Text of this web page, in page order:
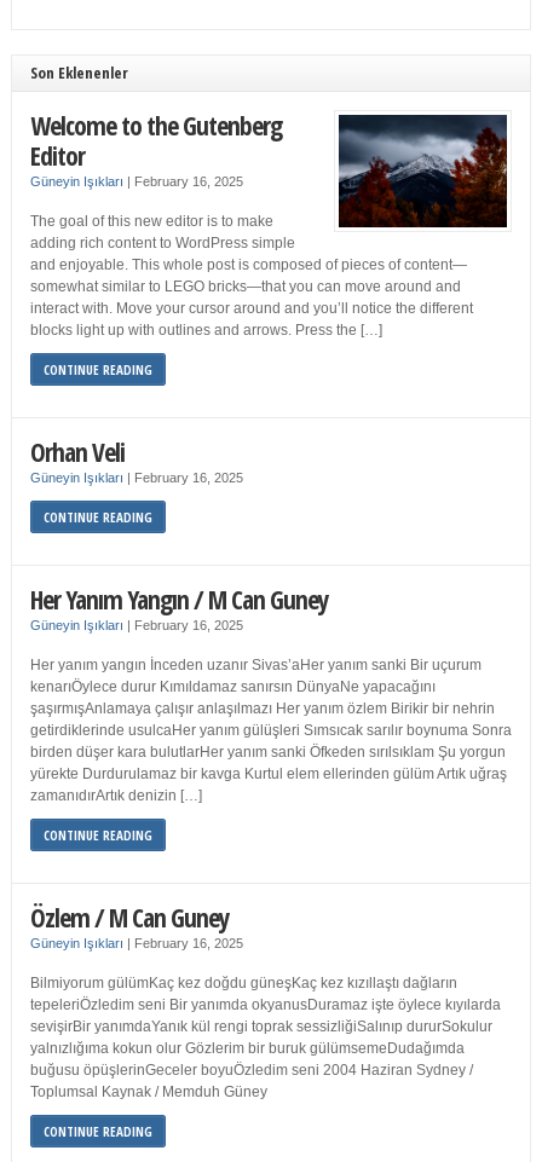
Son Eklenenler
Welcome to the Gutenberg
Editor
Güneyin Işıkları | February 16, 2025
The goal of this new editor is to make
adding rich content to WordPress simple
and enjoyable. This whole post is composed of pieces of content—
somewhat similar to LEGO bricks—that you can move around and
interact with. Move your cursor around and you’ll notice the different
blocks light up with outlines and arrows. Press the […]
CONTINUE READING
Orhan Veli
Güneyin Işıkları | February 16, 2025
CONTINUE READING
Her Yanım Yangın / M Can Guney
Güneyin Işıkları | February 16, 2025
Her yanım yangın İnceden uzanır Sivas’aHer yanım sanki Bir uçurum
kenarıÖylece durur Kımıldamaz sanırsın DünyaNe yapacağını
şaşırmışAnlamaya çalışır anlaşılmazı Her yanım özlem Birikir bir nehrin
getirdiklerinde usulcaHer yanım gülüşleri Sımsıcak sarılır boynuma Sonra
birden düşer kara bulutlarHer yanım sanki Öfkeden sırılsıklam Şu yorgun
yürekte Durdurulamaz bir kavga Kurtul elem ellerinden gülüm Artık uğraş
zamanıdırArtık denizin […]
CONTINUE READING
Özlem / M Can Guney
Güneyin Işıkları | February 16, 2025
Bilmiyorum gülümKaç kez doğdu güneşKaç kez kızıllaştı dağların
tepeleriÖzledim seni Bir yanımda okyanusDuramaz işte öylece kıyılarda
sevişirBir yanımdaYanık kül rengi toprak sessizliğiSalınıp dururSokulur
yalnızlığıma kokun olur Gözlerim bir buruk gülümsemeDudağımda
buğusu öpüşlerinGeceler boyuÖzledim seni 2004 Haziran Sydney /
Toplumsal Kaynak / Memduh Güney
CONTINUE READING